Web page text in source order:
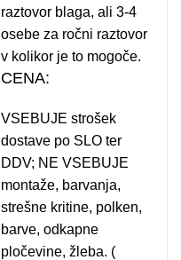
raztovor blaga, ali 3-4
osebe za ročni raztovor
v kolikor je to mogoče.
CENA:
VSEBUJE strošek
dostave po SLO ter
DDV; NE VSEBUJE
montaže, barvanja,
strešne kritine, polken,
barve, odkapne
pločevine, žleba. (